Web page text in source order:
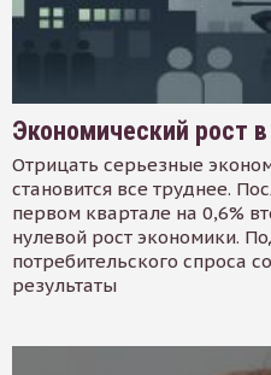
Экономический рост
Отрицать серьезные
становится все труднее.
первом квартале на 0,6%
нулевой рост экономики.
потребительского спроса
результаты